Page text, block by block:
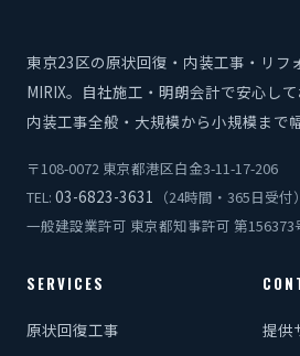
東京23区の原状回復・内装工事・リフ
MIRIX。自社施工・明朗会計で安心して
内装工事全般・大規模から小規模まで
〒108-0072 東京都港区白金3-11-17-206
TEL: 03-6823-3631 （24時間・365日受付）
一般建設業許可 東京都知事許可 第156373
SERVICES
原状回復工事
提供